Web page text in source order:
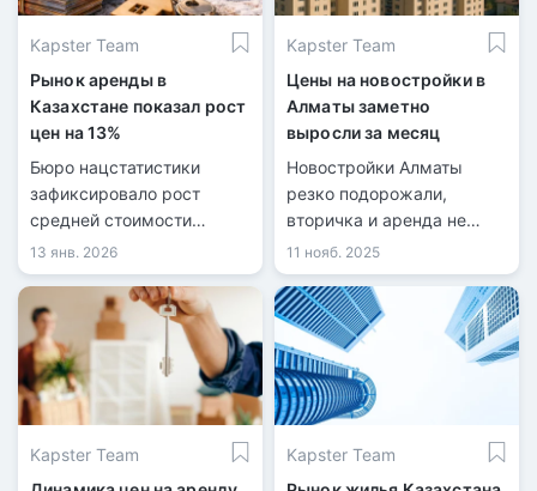
Kapster Team
Рынок аренды в
Казахстане показал рост
цен на 13%
Бюро нацстатистики
зафиксировало рост
средней стоимости
аренды жилья в
Казахстане.
13 янв. 2026
Kapster Team
Цены на новостройки в
Алматы заметно
выросли за месяц
Новостройки Алматы
резко подорожали,
вторичка и аренда не
отстают.
11 нояб. 2025
Kapster Team
Kapster Team